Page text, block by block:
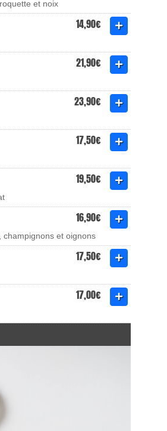
et noix
14,90€
21,90€
23,90€
17,50€
19,50€
16,90€
et oignons
17,50€
17,00€